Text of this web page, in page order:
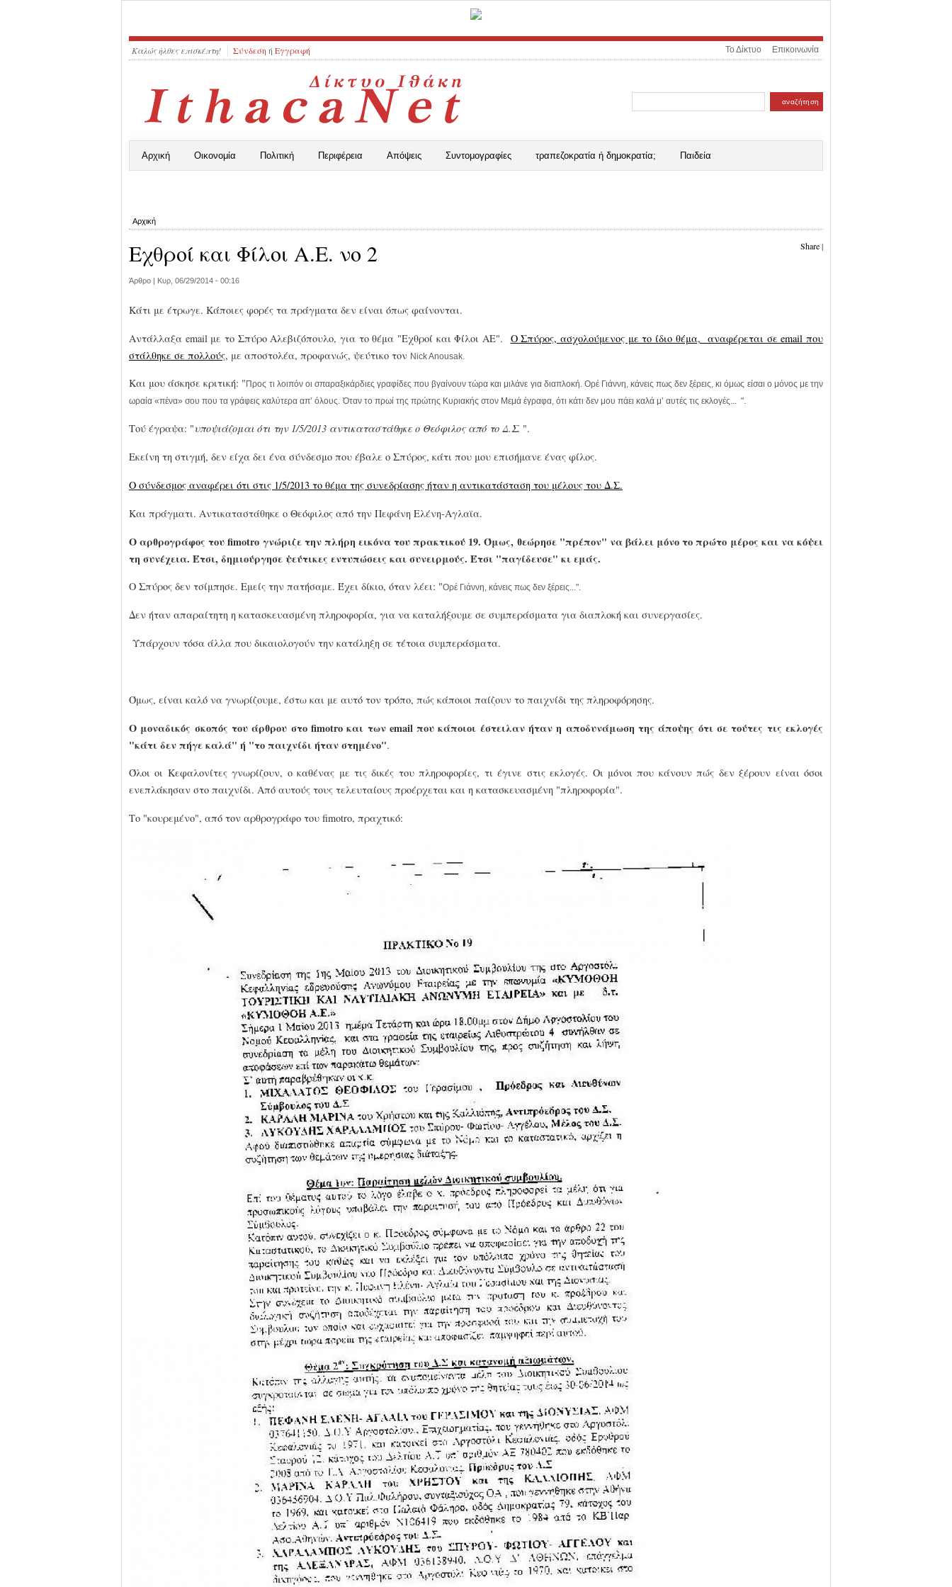
Καλώς ήλθες επισκέπτη! Σύνδεση ή Εγγραφή Το Δίκτυο Επικοινωνία
Αρχική Οικονομία Πολιτική Περιφέρεια Απόψεις Συντομογραφίες τραπεζοκρατία ή δημοκρατία; Παιδεία
Αρχική
Share|
Εχθροί και Φίλοι Α.Ε. νο 2
Άρθρο | Κυρ, 06/29/2014 - 00:16
Κάτι με έτρωγε. Κάποιες φορές τα πράγματα δεν είναι όπως φαίνονται.
Αντάλλαξα email με το Σπύρο Αλεβιζόπουλο, για το θέμα "Εχθροί και Φίλοι ΑΕ". Ο Σπύρος, ασχολούμενος με το ίδιο θέμα, αναφέρεται σε email που
στάλθηκε σε πολλούς, με αποστολέα, προφανώς, ψεύτικο τον Nick Anousak.
Και μου άσκησε κριτική: " Προς τι λοιπόν οι σπαραξικάρδιες γραφίδες που βγαίνουν τώρα και μιλάνε για διαπλοκή. Ορέ Γιάννη, κάνεις πως δεν ξέρεις, κι όμως είσαι ο μόνος με την
ωραία «πένα» σου που τα γράφεις καλύτερα απ’ όλους. Όταν το πρωί της πρώτης Κυριακής στον Μεμά έγραφα, ότι κάτι δεν μου πάει καλά μ’ αυτές τις εκλογές... ".
Τού έγραψα: "υποψιάζομαι ότι την 1/5/2013 αντικαταστάθηκε ο Θεόφιλος από το Δ.Σ. ".
Εκείνη τη στιγμή, δεν είχα δει ένα σύνδεσμο που έβαλε ο Σπύρος, κάτι που μου επισήμανε ένας φίλος.
Ο σύνδεσμος αναφέρει ότι στις 1/5/2013 το θέμα της συνεδρίασης ήταν η αντικατάσταση του μέλους του Δ.Σ.
Και πράγματι. Αντικαταστάθηκε ο Θεόφιλος από την Πεφάνη Ελένη-Αγλαϊα.
Ο αρθρογράφος του fimotro γνώριζε την πλήρη εικόνα του πρακτικού 19. Όμως, θεώρησε "πρέπον" να βάλει μόνο το πρώτο μέρος και να κόψει
τη συνέχεια. Έτσι, δημιούργησε ψεύτικες εντυπώσεις και συνειρμούς. Έτσι "παγίδευσε" κι εμάς.
Ο Σπύρος δεν τσίμπησε. Εμείς την πατήσαμε. Έχει δίκιο, όταν λέει: "Ορέ Γιάννη, κάνεις πως δεν ξέρεις...".
Δεν ήταν απαραίτητη η κατασκευασμένη πληροφορία, για να καταλήξουμε σε συμπεράσματα για διαπλοκή και συνεργασίες.
Υπάρχουν τόσα άλλα που δικαιολογούν την κατάληξη σε τέτοια συμπεράσματα.
Όμως, είναι καλό να γνωρίζουμε, έστω και με αυτό τον τρόπο, πώς κάποιοι παίζουν το παιχνίδι της πληροφόρησης.
Ο μοναδικός σκοπός του άρθρου στο fimotro και των email που κάποιοι έστειλαν ήταν η αποδυνάμωση της άποψης ότι σε τούτες τις εκλογές
"κάτι δεν πήγε καλά" ή "το παιχνίδι ήταν στημένο".
Όλοι οι Κεφαλονίτες γνωρίζουν, ο καθένας με τις δικές του πληροφορίες, τι έγινε στις εκλογές. Οι μόνοι που κάνουν πώς δεν ξέρουν είναι όσοι
ενεπλάκησαν στο παιχνίδι. Από αυτούς τους τελευταίους προέρχεται και η κατασκευασμένη "πληροφορία".
Το "κουρεμένο", από τον αρθρογράφο του fimotro, πραχτικό: